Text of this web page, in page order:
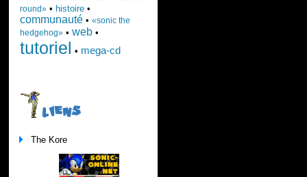
round»• histoire•
communauté• «sonic the
hedgehog»• web•
tutoriel • mega-cd
LIENS
The Kore